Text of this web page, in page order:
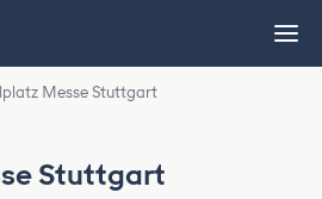
Messe Stuttgart
Stuttgart